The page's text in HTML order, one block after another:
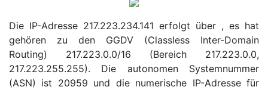
Die IP-Adresse 217.223.234.141 erfolgt über , es hat
gehören zu den GGDV (Classless Inter-Domain
Routing) 217.223.0.0/16 (Bereich 217.223.0.0,
217.223.255.255). Die autonomen Systemnummer
(ASN) ist 20959 und die numerische IP-Adresse für